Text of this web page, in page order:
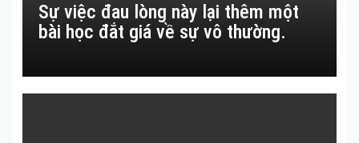
Sự việc đau lòng này lại thêm một
bài học đắt giá về sự vô thường.